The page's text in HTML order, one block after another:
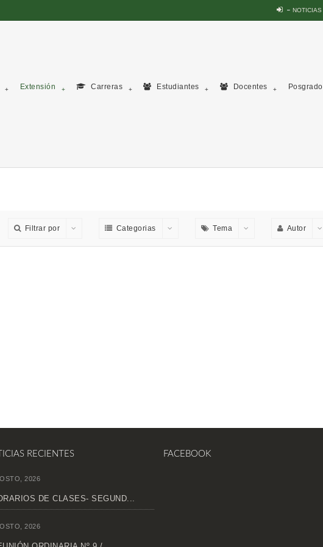
NOTICIAS
Extensión Carreras Estudiantes Docentes Posgrado
Filtrar por Categorias Tema Autor
RECIENTES
2026
DE CLASES- SEGUND...
2026
FACEBOOK